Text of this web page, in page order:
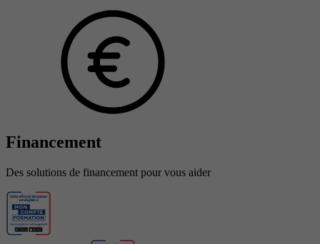
Financement
Des solutions de financement pour vous aider